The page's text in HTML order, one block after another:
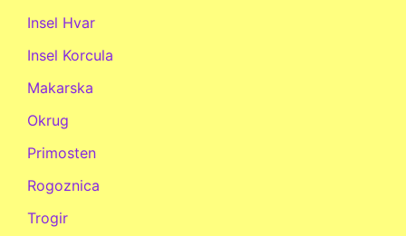
Insel Hvar
Insel Korcula
Makarska
Okrug
Primosten
Rogoznica
Trogir